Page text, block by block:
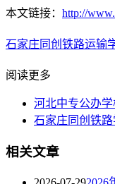
本文链接： http://
石家庄同创铁路运输
阅读更多
河北中专公办
石家庄同创铁
相关文章